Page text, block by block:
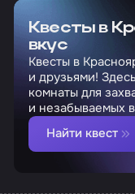
Квесты в
вкус
Квесты в
и друзьями!
комнаты для
и незабываемых
Найти квест